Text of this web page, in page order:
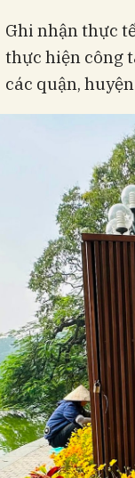
Ghi nhận thực
thực hiện công
các quận,